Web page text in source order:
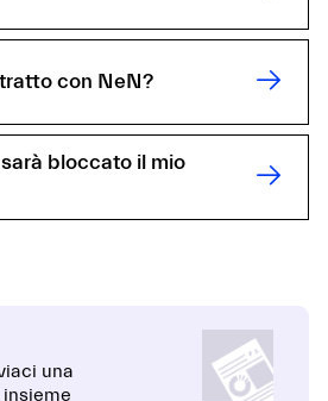
con NeN?
bloccato il mio
una